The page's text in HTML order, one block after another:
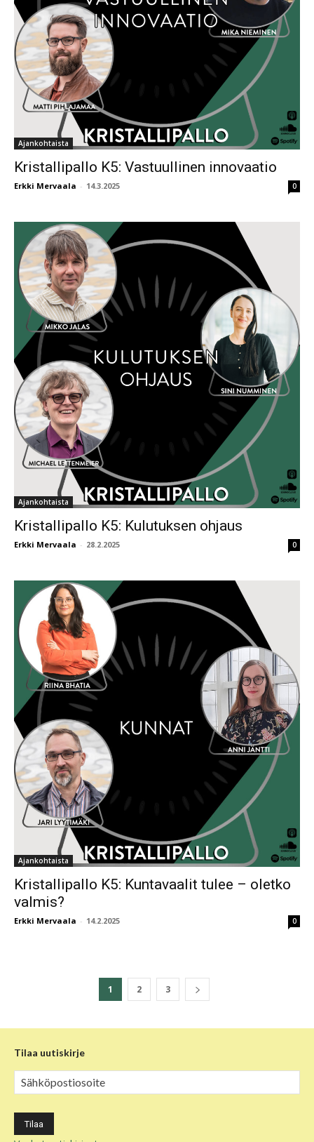
Ajankohtaista
Kristallipallo K5: Vastuullinen innovaatio
Erkki Mervaala - 14.3.2025 0
Ajankohtaista
Kristallipallo K5: Kulutuksen ohjaus
Erkki Mervaala - 28.2.2025 0
Ajankohtaista
Kristallipallo K5: Kuntavaalit tulee – oletko
valmis?
Erkki Mervaala - 14.2.2025 0
1 2 3
Tilaa uutiskirje